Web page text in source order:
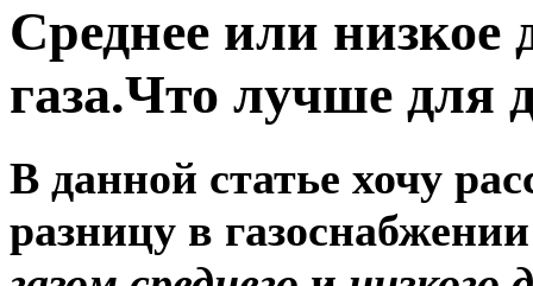
Среднее или низкое
газа.Что лучше для
В данной статье хочу
разницу в